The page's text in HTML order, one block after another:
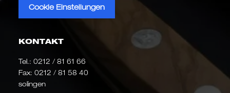
Cookie Einstellungen
KONTAKT
Tel.: 0212 / 81 61 66
Fax: 0212 / 81 58 40
solingen